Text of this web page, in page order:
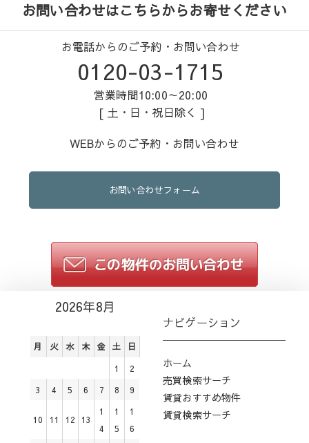
お問い合わせはこちらからお寄せください
お電話からのご予約・お問い合わせ
0120-03-1715
営業時間10:00～20:00
[ 土・日・祝日除く ]
WEBからのご予約・お問い合わせ
お問い合わせフォーム
2026年8月
月 火 水 木 金 土 日
1
2
3
4 5 6 7 8 9
10 11 12 13
1
4
1
5
1
6
ナビゲーション
ホーム
売買検索サーチ
賃貸おすすめ物件
賃貸検索サーチ